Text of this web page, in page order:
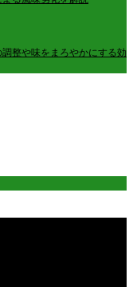
整や味をまろやかにする効